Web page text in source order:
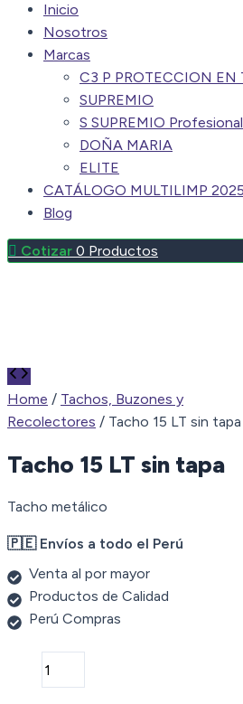
Inicio
Nosotros
Marcas
C3 P PROTECCION EN
SUPREMIO
S SUPREMIO Profesional
DOÑA MARIA
ELITE
CATÁLOGO MULTILIMP 2025
Blog
0 Productos
Home / Tachos, Buzones y
Recolectores / Tacho 15 LT sin tapa
Tacho 15 LT sin tapa
Tacho metálico
🇵🇪 Envíos a todo el Perú
Venta al por mayor
Productos de Calidad
Perú Compras
Tacho